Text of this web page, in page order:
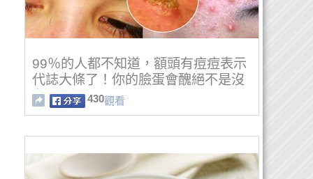
99％的人都不知道，額頭有痘痘表示
代誌大條了！你的臉蛋會醜絕不是沒
有原因... 430觀看